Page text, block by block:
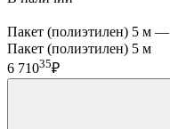
Пакет (полиэтилен) 5 м —
Пакет (полиэтилен) 5 м
6 71035₽